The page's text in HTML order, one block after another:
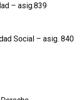
– asig.839
Social – asig. 840